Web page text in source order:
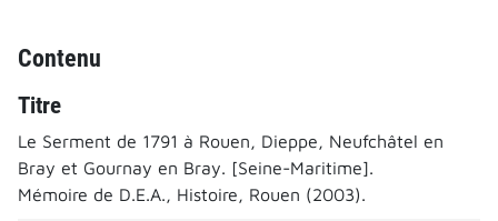
Contenu
Titre
Le Serment de 1791 à Rouen, Dieppe, Neufchâtel en
Bray et Gournay en Bray. [Seine-Maritime].
Mémoire de D.E.A., Histoire, Rouen (2003).